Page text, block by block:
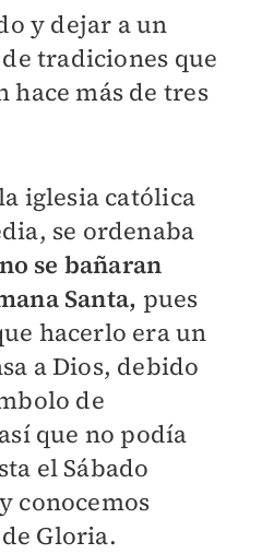
y dejar a un
tradiciones que
hace más de tres
iglesia católica
se ordenaba
se bañaran
Santa, pues
hacerlo era un
a Dios, debido
de
que no podía
el Sábado
conocemos
Gloria.